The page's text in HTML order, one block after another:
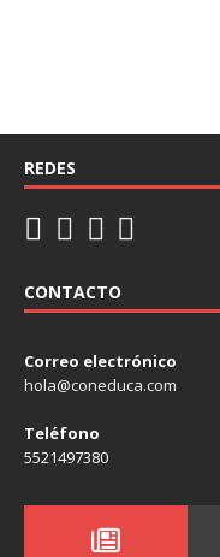
REDES
CONTACTO
Correo electrónico
hola@coneduca.com
Teléfono
5521497380